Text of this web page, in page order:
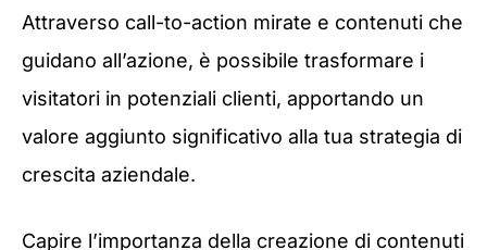
Attraverso call-to-action mirate e contenuti che
guidano all’azione, è possibile trasformare i
visitatori in potenziali clienti, apportando un
valore aggiunto significativo alla tua strategia di
crescita aziendale.
Capire l’importanza della creazione di contenuti